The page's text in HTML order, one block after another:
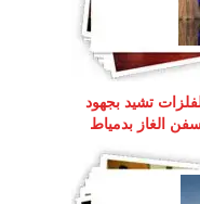
تشيد بجهود
الغاز بدمياط